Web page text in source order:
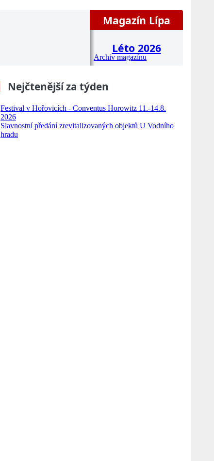
Magazín Lípa
Léto 2026
Archiv magazínu
Nejčtenější za týden
Festival v Hořovicích - Conventus Horowitz 11.-14.8.
2026
Slavnostní předání zrevitalizovaných objektů U Vodního
hradu